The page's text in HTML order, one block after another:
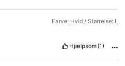
Følgere
Farve: Hvid / Størrelse: L
Hjælpsom (1)